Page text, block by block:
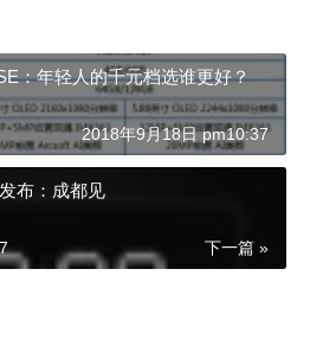
：年轻人的千元档选谁更好？
2018年9月18日 pm10:37
布：成都见
下一篇 »